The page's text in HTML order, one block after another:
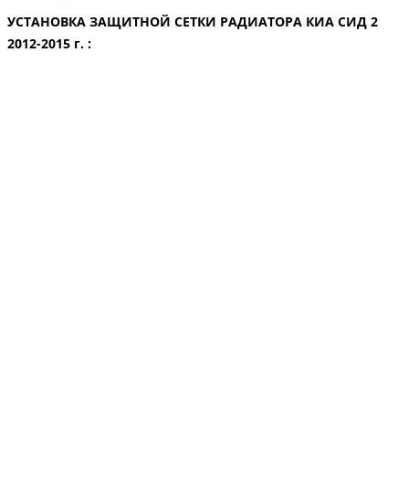
УСТАНОВКА ЗАЩИТНОЙ СЕТКИ РАДИАТОРА КИА СИД 2
2012-2015 г. :